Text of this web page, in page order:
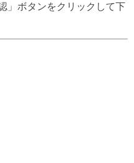
」ボタンをクリックして下